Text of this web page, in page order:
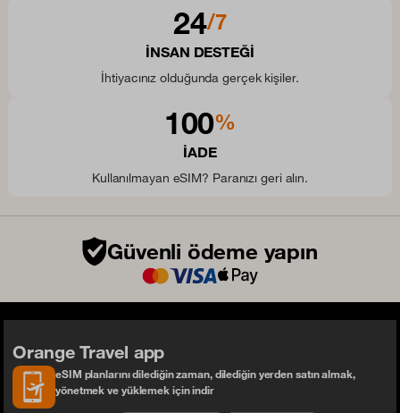
24/7
INSAN DESTEĞI
İhtiyacınız olduğunda gerçek kişiler.
100%
IADE
Kullanılmayan eSIM? Paranızı geri alın.
Güvenli ödeme yapın
Orange Travel app
eSIM planlarını dilediğin zaman, dilediğin yerden satın almak,
yönetmek ve yüklemek için indir